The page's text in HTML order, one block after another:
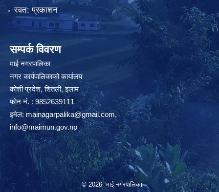
स्वत: प्रकाशन
सम्पर्क विवरण
माई नगरपालिका
नगर कार्यपालिकाको कार्यालय
कोशी प्रदेश, शितली, इलाम
फोन नं. : 9852639111
इमेल:mainagarpalika@gmail.com,
info@maimun.gov.np
© 2026 माई नगरपालिका